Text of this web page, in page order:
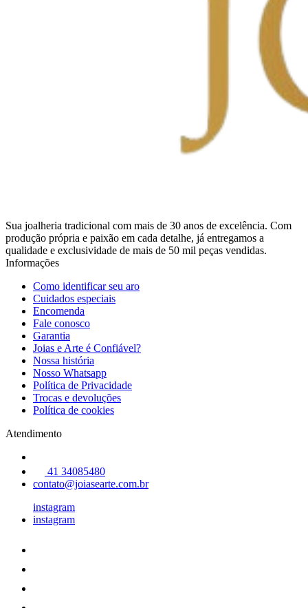
Sua joalheria tradicional com mais de 30 anos de excelência. Com
produção própria e paixão em cada detalhe, já entregamos a
qualidade e exclusividade de mais de 50 mil peças vendidas.
Informações
Como identificar seu aro
Cuidados especiais
Encomenda
Fale conosco
Garantia
Joias e Arte é Confiável?
Nossa história
Nosso Whatsapp
Política de Privacidade
Trocas e devoluções
Política de cookies
Atendimento
41 34085480
contato@joiasearte.com.br
instagram
instagram